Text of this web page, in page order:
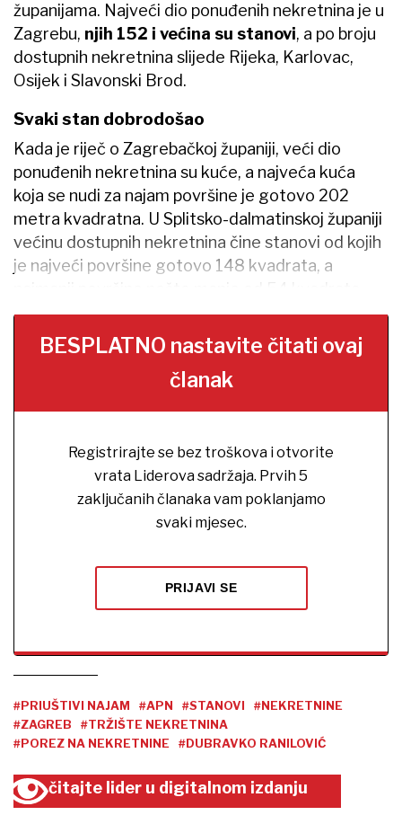
županijama. Najveći dio ponuđenih nekretnina je u
Zagrebu, njih 152 i većina su stanovi, a po broju
dostupnih nekretnina slijede Rijeka, Karlovac,
Osijek i Slavonski Brod.
Svaki stan dobrodošao
Kada je riječ o Zagrebačkoj županiji, veći dio
ponuđenih nekretnina su kuće, a najveća kuća
koja se nudi za najam površine je gotovo 202
metra kvadratna. U Splitsko-dalmatinskoj županiji
većinu dostupnih nekretnina čine stanovi od kojih
je najveći površine gotovo 148 kvadrata, a
BESPLATNO nastavite čitati ovaj
članak
Registrirajte se bez troškova i otvorite
vrata Liderova sadržaja. Prvih 5
zaključanih članaka vam poklanjamo
svaki mjesec.
PRIJAVI SE
#PRIUŠTIVI NAJAM #APN #STANOVI
#NEKRETNINE
#ZAGREB
#TRŽIŠTE NEKRETNINA
#POREZ NA NEKRETNINE
#DUBRAVKO RANILOVIĆ
čitajte lider u digitalnom izdanju